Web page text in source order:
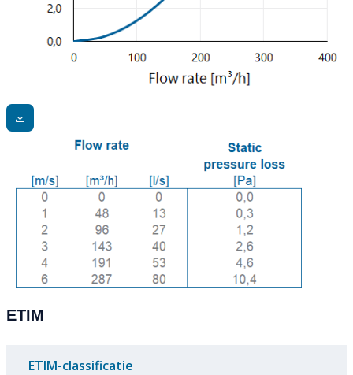
ETIM
ETIM-classificatie